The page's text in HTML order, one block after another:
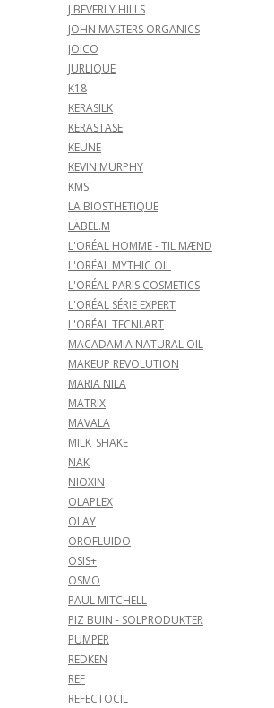
J BEVERLY HILLS
JOHN MASTERS ORGANICS
JOICO
JURLIQUE
K18
KERASILK
KERASTASE
KEUNE
KEVIN MURPHY
KMS
LA BIOSTHETIQUE
LABEL.M
L'ORÉAL HOMME - TIL MÆND
L'ORÉAL MYTHIC OIL
L'ORÉAL PARIS COSMETICS
L'ORÉAL SÉRIE EXPERT
L'ORÉAL TECNI.ART
MACADAMIA NATURAL OIL
MAKEUP REVOLUTION
MARIA NILA
MATRIX
MAVALA
MILK_SHAKE
NAK
NIOXIN
OLAPLEX
OLAY
OROFLUIDO
OSIS+
OSMO
PAUL MITCHELL
PIZ BUIN - SOLPRODUKTER
PUMPER
REDKEN
REF
REFECTOCIL
BC BONACURE MOISTURE KICK
SHAMPOO 1000 ML
399,00 DKK
SPAR
59%
WELLA SP REPAIR SHAMPOO
250 ML.
40REPSH250